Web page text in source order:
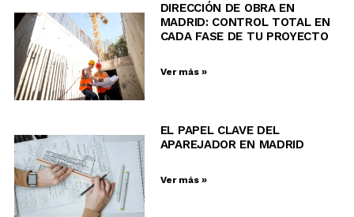
DIRECCIÓN DE OBRA EN
MADRID: CONTROL TOTAL EN
CADA FASE DE TU PROYECTO
Ver más »
EL PAPEL CLAVE DEL
APAREJADOR EN MADRID
Ver más »